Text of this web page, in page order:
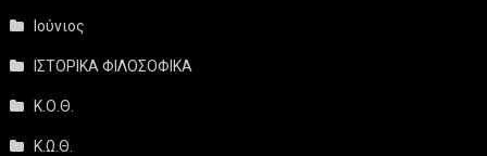
Ιούνιος
ΙΣΤΟΡΙΚΑ ΦΙΛΟΣΟΦΙΚΑ
Κ.Ο.Θ.
Κ.Ω.Θ.